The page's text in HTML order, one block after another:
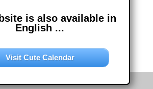
is also available in
English ...
Visit Cute Calendar